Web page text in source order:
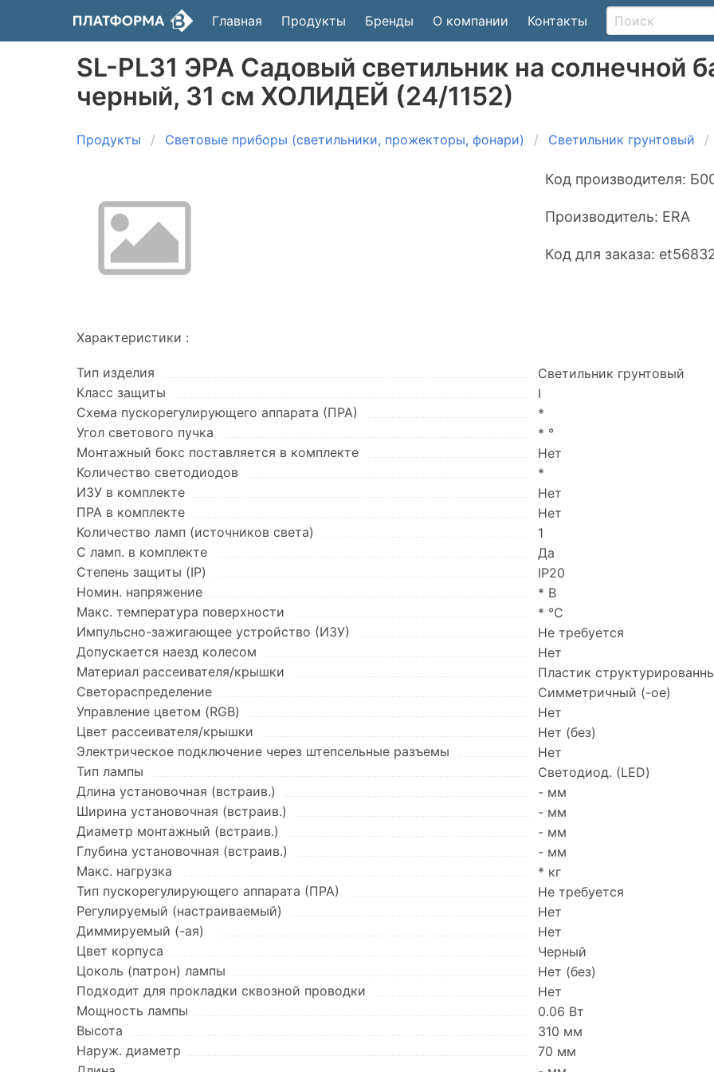
Главная Продукты Бренды О компании Контакты
SL-PL31 ЭРА Садовый светильник на солнечной
черный, 31 см ХОЛИДЕЙ (24/1152)
Продукты Световые приборы (светильники, прожекторы, фонари) Светильник грунтовый
Код производителя:
Производитель: ERA
Код для заказа:
Характеристики :
Тип изделия
Светильник грунтовый
Класс защиты
I
Схема пускорегулирующего аппарата (ПРА)
*
Угол светового пучка
* °
Монтажный бокс поставляется в комплекте
Нет
Количество светодиодов
*
ИЗУ в комплекте
Нет
ПРА в комплекте
Нет
Количество ламп (источников света)
1
С ламп. в комплекте
Да
Степень защиты (IP)
IP20
Номин. напряжение
* В
Макс. температура поверхности
* °C
Импульсно-зажигающее устройство (ИЗУ)
Не требуется
Допускается наезд колесом
Нет
Материал рассеивателя/крышки
Пластик
Светораспределение
Симметричный (-ое)
Управление цветом (RGB)
Нет
Цвет рассеивателя/крышки
Нет (без)
Электрическое подключение через штепсельные разъемы
Нет
Тип лампы
Светодиод. (LED)
Длина установочная (встраив.)
- мм
Ширина установочная (встраив.)
- мм
Диаметр монтажный (встраив.)
- мм
Глубина установочная (встраив.)
- мм
Макс. нагрузка
* кг
Тип пускорегулирующего аппарата (ПРА)
Не требуется
Регулируемый (настраиваемый)
Нет
Диммируемый (-ая)
Нет
Цвет корпуса
Черный
Цоколь (патрон) лампы
Нет (без)
Подходит для прокладки сквозной проводки
Нет
Мощность лампы
0.06 Вт
Высота
310 мм
Наруж. диаметр
70 мм